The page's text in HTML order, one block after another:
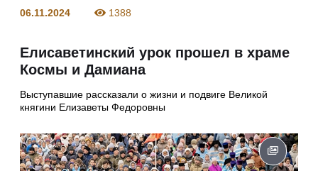
06.11.2024 1388
Елисаветинский урок прошел в храме
Космы и Дамиана
Выступавшие рассказали о жизни и подвиге Великой
княгини Елизаветы Федоровны